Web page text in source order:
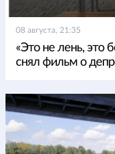
08 августа, 21:35
«Это не лень, это
снял фильм о